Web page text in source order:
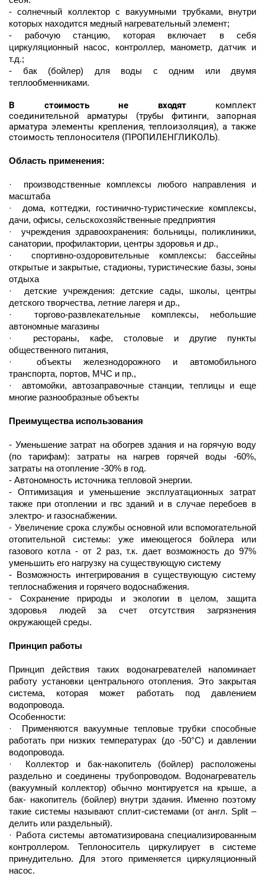
- солнечный коллектор с вакуумными трубками, внутри
которых находится медный нагревательный элемент;
- рабочую станцию, которая включает в себя
циркуляционный насос, контроллер, манометр, датчик и
т.д.;
- бак (бойлер) для воды с одним или двумя
теплообменниками.
В стоимость не входяткомплект
соединительной арматуры (трубы фитинги, запорная
арматура элементы крепления, теплоизоляция), а также
стоимость теплоносителя (ПРОПИЛЕНГЛИКОЛЬ).
Область применения:
·
производственные комплексы любого направления и
масштаба
·
дома, коттеджи, гостинично-туристические комплексы,
дачи, офисы, сельскохозяйственные предприятия
·
учреждения здравоохранения: больницы, поликлиники,
санатории, профилактории, центры здоровья и др.,
·
спортивно-оздоровительные комплексы: бассейны
открытые и закрытые, стадионы, туристические базы, зоны
отдыха
·
детские учреждения: детские сады, школы, центры
детского творчества, летние лагеря и др.,
·
торгово-развлекательные комплексы, небольшие
автономные магазины
·
рестораны, кафе, столовые и другие пункты
общественного питания,
·
объекты железнодорожного и автомобильного
транспорта, портов, МЧС и пр.,
·
автомойки, автозаправочные станции, теплицы и еще
многие разнообразные объекты
Преимущества использования
- Уменьшение затрат на обогрев здания и на горячую воду
(по тарифам): затраты на нагрев горячей воды -60%,
затраты на отопление -30% в год.
- Автономность источника тепловой энергии.
- Оптимизация и уменьшение эксплуатационных затрат
также при отоплении и гвс зданий и в случае перебоев в
электро- и газоснабжении.
- Увеличение срока службы основной или вспомогательной
отопительной системы: уже имеющегося бойлера или
газового котла - от 2 раз, т.к. дает возможность до 97%
уменьшить его нагрузку на существующую систему
- Возможность интегрирования в существующую систему
теплоснабжения и горячего водоснабжения.
- Сохранение природы и экологии в целом, защита
здоровья людей за счет отсутствия загрязнения
окружающей среды.
Принцип работы
Принцип действия таких водонагревателей напоминает
работу установки центрального отопления. Это закрытая
система, которая может работать под давлением
водопровода.
Особенности:
·
Применяются вакуумные тепловые трубки способные
работать при низких температурах (до -50°С) и давлении
водопровода.
·
Коллектор и бак-накопитель (бойлер) расположены
раздельно и соединены трубопроводом. Водонагреватель
(вакуумный коллектор) обычно монтируется на крыше, а
бак- накопитель (бойлер) внутри здания. Именно поэтому
такие системы называют сплит-системами (от англ. Split –
делить или раздельный).
· Работа системы автоматизирована специализированным
контроллером. Теплоноситель циркулирует в системе
принудительно. Для этого применяется циркуляционный
насос.